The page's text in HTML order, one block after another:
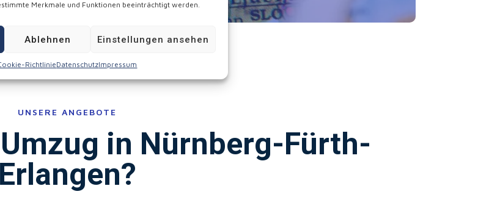
Merkmale und Funktionen beeinträchtigt werden.
Ablehnen Einstellungen ansehen
RichtlinieDatenschutzImpressum
UNSERE ANGEBOTE
in Nürnberg-Fürth-
Erlangen?